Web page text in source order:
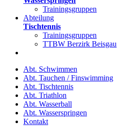
Trainingsgruppen
Abteilung
Tischtennis
Trainingsgruppen
TTBW Berzirk Beisgau
Abt. Schwimmen
Abt. Tauchen / Finswimming
Abt. Tischtennis
Abt. Triathlon
Abt. Wasserball
Abt. Wasserspringen
Kontakt